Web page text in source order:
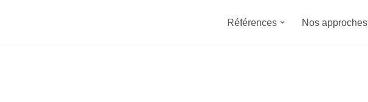
Références Nos approches